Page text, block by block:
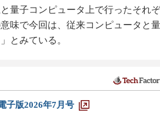
量子コンピュータ上で行ったそれ
味で今回は、従来コンピュータと
とみている。
子版2026年7月号